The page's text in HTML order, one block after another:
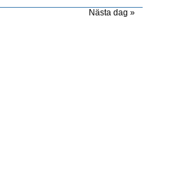
Nästa dag »